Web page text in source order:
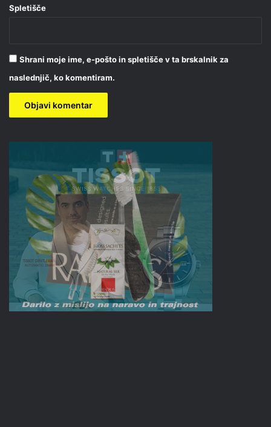
Spletišče
Shrani moje ime, e-pošto in spletišče v ta brskalnik za
naslednjič, ko komentiram.